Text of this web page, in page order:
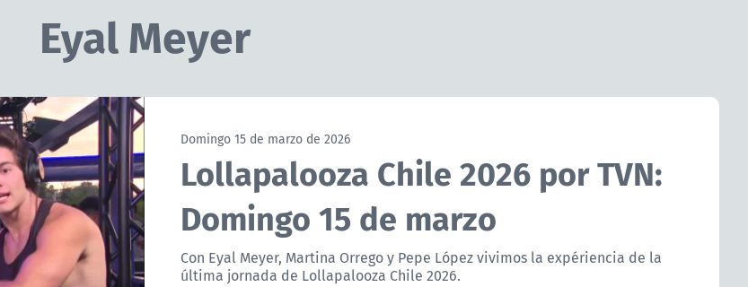
Eyal Meyer
Domingo 15 de marzo de 2026
Lollapalooza Chile 2026 por TVN:
Domingo 15 de marzo
Con Eyal Meyer, Martina Orrego y Pepe López vivimos la expériencia de la
última jornada de Lollapalooza Chile 2026.